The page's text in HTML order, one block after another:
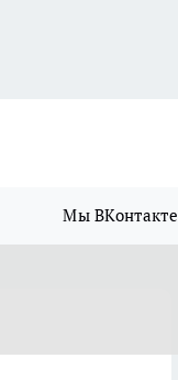
Мы ВКонтакте